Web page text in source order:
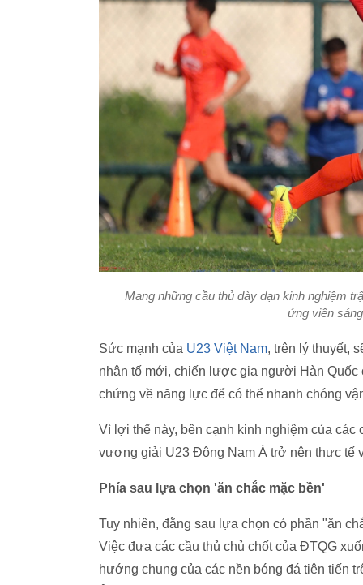
Mang những cầu thủ dày dạn kinh nghiệm
ứng viên
Sức mạnh của U23 Việt Nam, trên lý thuyết,
nhân tố mới, chiến lược gia người Hàn Quốc
chứng về năng lực để có thể nhanh chóng
Vì lợi thế này, bên cạnh kinh nghiệm của các
vương giải U23 Đông Nam Á trở nên thực tế
Phía sau lựa chọn 'ăn chắc mặc bền'
Tuy nhiên, đằng sau lựa chọn có phần "ăn
Việc đưa các cầu thủ chủ chốt của ĐTQG
hướng chung của các nền bóng đá tiên tiến